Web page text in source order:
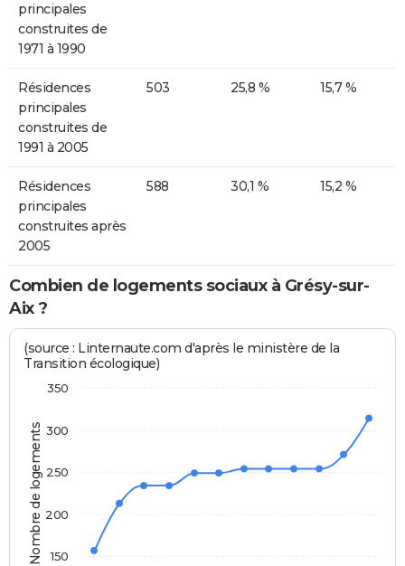
principales
construites de
1971 à 1990
Résidences
principales
construites de
1991 à 2005
503 25,8 % 15,7 %
Résidences
principales
construites après
2005
588 30,1 % 15,2 %
Combien de logements sociaux à Grésy-sur-
Aix ?
Nombre de logements
(source : Linternaute.com d'après le ministère de la
Transition écologique)
150
200
250
300
350